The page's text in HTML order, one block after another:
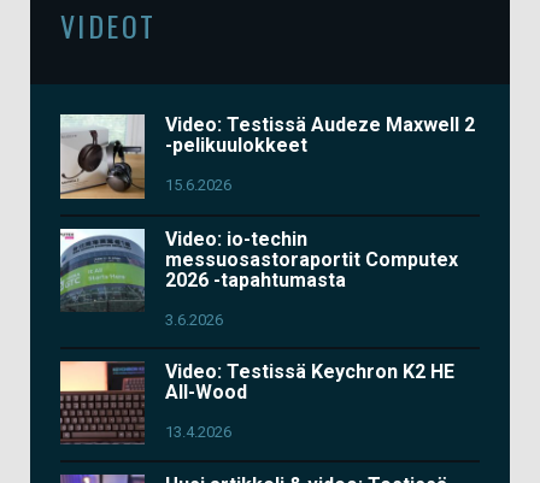
VIDEOT
Video: Testissä Audeze Maxwell 2
-pelikuulokkeet
15.6.2026
Video: io-techin
messuosastoraportit Computex
2026 -tapahtumasta
3.6.2026
Video: Testissä Keychron K2 HE
All-Wood
13.4.2026